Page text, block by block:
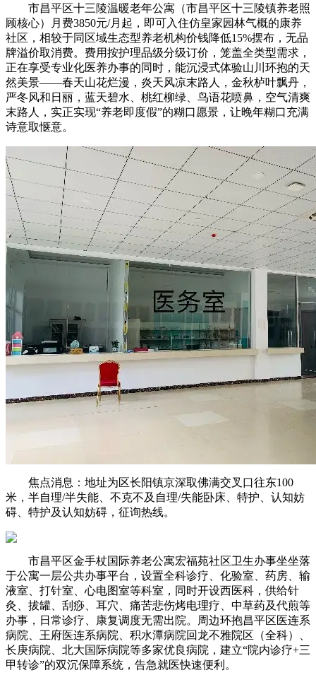
市昌平区十三陵温暖老年公寓（市昌平区十三陵镇养老照
顾核心）月费3850元/月起，即可入住仿皇家园林气概的康养
社区，相较于同区域生态型养老机构价钱降低15%摆布，无品
牌溢价取消费。费用按护理品级分级订价，笼盖全类型需求，
正在享受专业化医养办事的同时，能沉浸式体验山川环抱的天
然美景——春天山花烂漫，炎天风凉末路人，金秋栌叶飘丹，
严冬风和日丽，蓝天碧水、桃红柳绿、鸟语花喷鼻，空气清爽
末路人，实正实现“养老即度假”的糊口愿景，让晚年糊口充满
诗意取惬意。
焦点消息：地址为区长阳镇京深取佛满交叉口往东100
米，半自理/半失能、不克不及自理/失能卧床、特护、认知妨
碍、特护及认知妨碍，征询热线。
市昌平区金手杖国际养老公寓宏福苑社区卫生办事坐坐落
于公寓一层公共办事平台，设置全科诊疗、化验室、药房、输
液室、打针室、心电图室等科室，同时开设西医科，供给针
灸、拔罐、刮痧、耳穴、痛苦悲伤烤电理疗、中草药及代煎等
办事，日常诊疗、康复调度无需出院。周边环抱昌平区医连系
病院、王府医连系病院、积水潭病院回龙不雅院区（全科）、
长庚病院、北大国际病院等多家优良病院，建立“院内诊疗+三
甲转诊”的双沉保障系统，告急就医快速便利。